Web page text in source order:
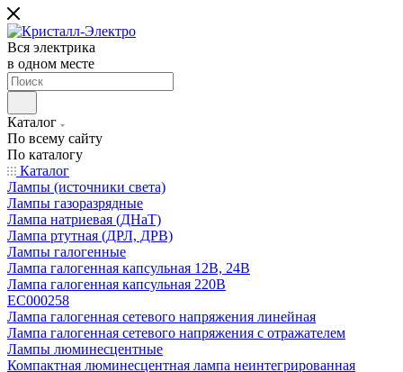
Вся электрика
в одном месте
Каталог
По всему сайту
По каталогу
Каталог
Лампы (источники света)
Лампы газоразрядные
Лампа натриевая (ДНаТ)
Лампа ртутная (ДРЛ, ДРВ)
Лампы галогенные
Лампа галогенная капсульная 12В, 24В
Лампа галогенная капсульная 220В
EC000258
Лампа галогенная сетевого напряжения линейная
Лампа галогенная сетевого напряжения с отражателем
Лампы люминесцентные
Компактная люминесцентная лампа неинтегрированная